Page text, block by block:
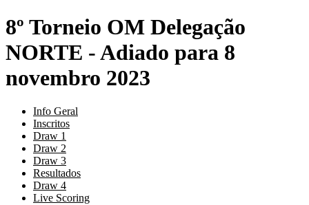
8º Torneio OM Delegação
NORTE - Adiado para 8
novembro 2023
Info Geral
Inscritos
Draw 1
Draw 2
Draw 3
Resultados
Draw 4
Live Scoring